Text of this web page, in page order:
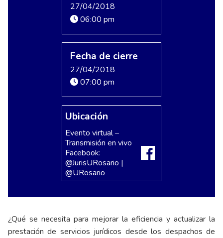
27/04/2018
06:00 pm
Fecha de cierre
27/04/2018
07:00 pm
Ubicación
Evento virtual –
Transmisión en vivo
Facebook:
@JurisURosario |
@URosario
¿Qué se necesita para mejorar la eficiencia y actualizar la
prestación de servicios jurídicos desde los despachos de